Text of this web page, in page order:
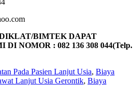
BIMTEK DAPAT
NOMOR : 082 136 308 044(Telp.
Pada Pasien Lanjut Usia, Biaya
Lanjut Usia Gerontik, Biaya